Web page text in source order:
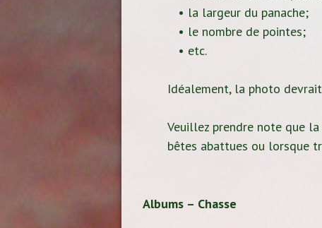
• la largeur du panache;
• le nombre de pointes;
• etc.
Idéalement, la photo
Veuillez prendre note que
bêtes abattues ou lorsque
Albums – Chasse